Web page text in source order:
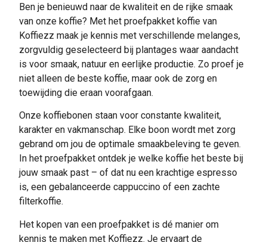
Ben je benieuwd naar de kwaliteit en de rijke smaak
van onze koffie? Met het proefpakket koffie van
Koffiezz maak je kennis met verschillende melanges,
zorgvuldig geselecteerd bij plantages waar aandacht
is voor smaak, natuur en eerlijke productie. Zo proef je
niet alleen de beste koffie, maar ook de zorg en
toewijding die eraan voorafgaan.
Onze koffiebonen staan voor constante kwaliteit,
karakter en vakmanschap. Elke boon wordt met zorg
gebrand om jou de optimale smaakbeleving te geven.
In het proefpakket ontdek je welke koffie het beste bij
jouw smaak past – of dat nu een krachtige espresso
is, een gebalanceerde cappuccino of een zachte
filterkoffie.
Het kopen van een proefpakket is dé manier om
kennis te maken met Koffiezz. Je ervaart de